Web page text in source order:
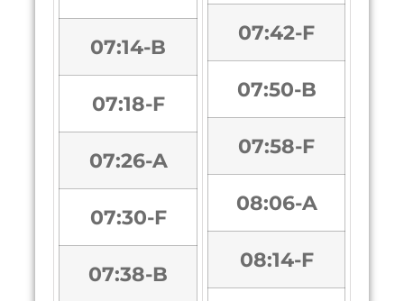
07:14-B
07:18-F
07:26-A
07:30-F
07:38-B
07:42-F
07:50-B
07:58-F
08:06-A
08:14-F